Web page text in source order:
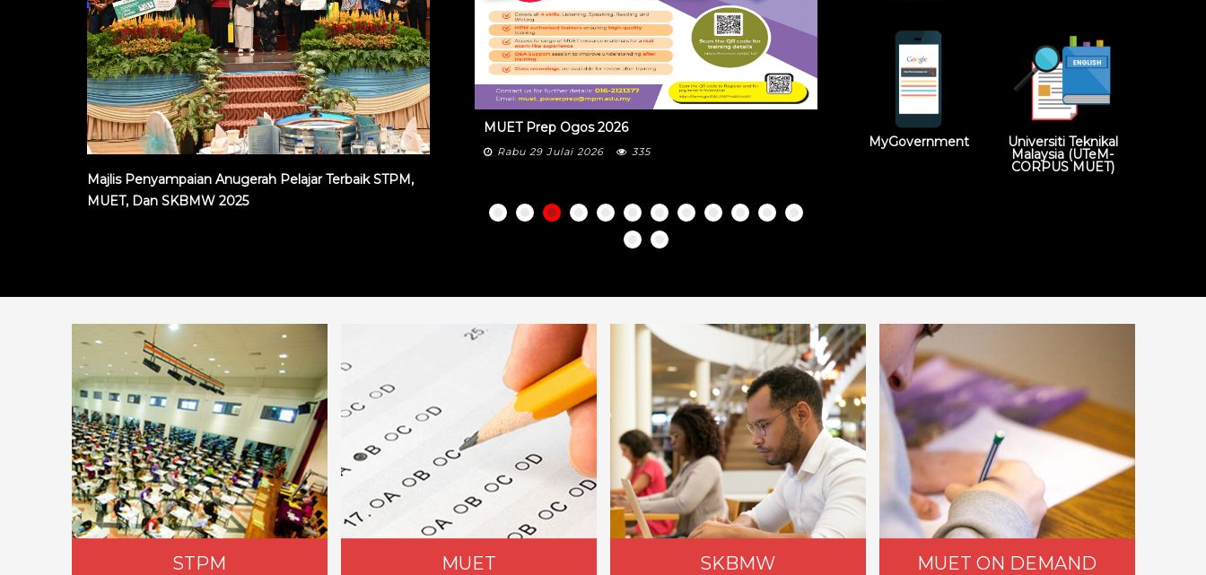
Majlis Penyampaian Anugerah Pelajar Terbaik STPM,
MUET, Dan SKBMW 2025
MUET Prep Ogos 2026
Rabu 29 Julai 2026 335
MyGovernment Universiti Teknikal
Malaysia (UTeM-
CORPUS MUET)
STPM MUET SKBMW MUET ON DEMAND